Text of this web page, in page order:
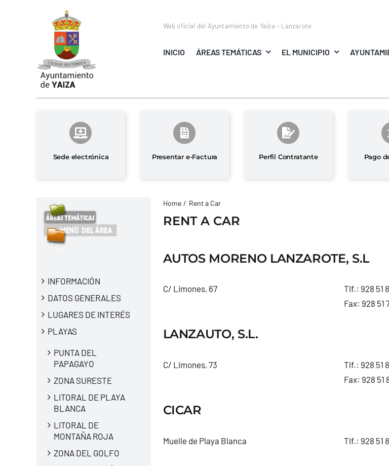
Web oficial del Ayuntamiento de Yaiza – Lanzarote
INICIO ÁREAS TEMÁTICAS EL MUNICIPIO
Sede electrónica Presentar e-Factura Perfil Contratante Pago
INFORMACIÓN
DATOS GENERALES
LUGARES DE INTERÉS
PLAYAS
PUNTA DEL
PAPAGAYO
ZONA SURESTE
LITORAL DE PLAYA
BLANCA
LITORAL DE
MONTAÑA ROJA
ZONA DEL GOLFO
Home Rent a Car
RENT A CAR
AUTOS MORENO LANZAROTE, S.L
C/ Limones, 67 Tlf.: 928 51
Fax: 928 51
LANZAUTO, S.L.
C/ Limones, 73 Tlf.: 928 51
Fax: 928 51
CICAR
Muelle de Playa Blanca Tlf.: 928 51